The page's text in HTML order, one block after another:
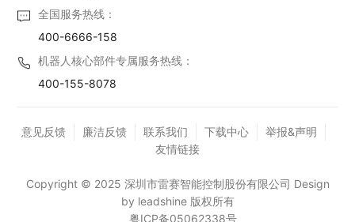
全国服务热线：
400-6666-158
机器人核心部件专属服务热线：
400-155-8078
意见反馈 廉洁反馈 联系我们 下载中心
举报&声明
友情链接
Copyright © 2025 深圳市雷赛智能控制股份有限公司 Design
by leadshine 版权所有
粤ICP备05062338号